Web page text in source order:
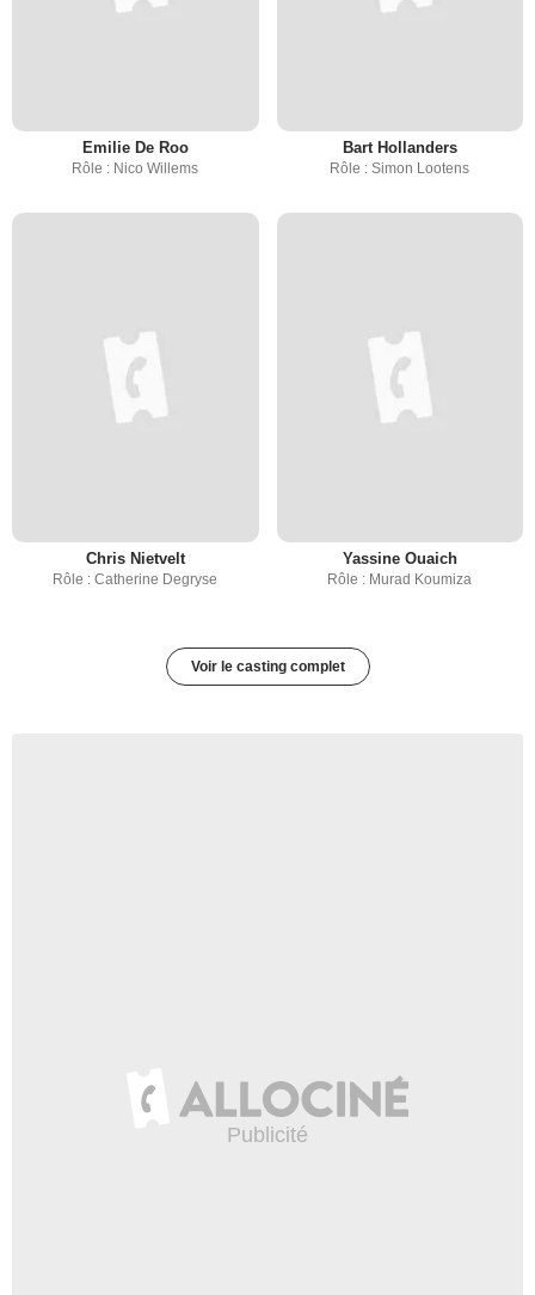
Emilie De Roo
Rôle : Nico Willems
Bart Hollanders
Rôle : Simon Lootens
Chris Nietvelt
Rôle : Catherine Degryse
Yassine Ouaich
Rôle : Murad Koumiza
Voir le casting complet